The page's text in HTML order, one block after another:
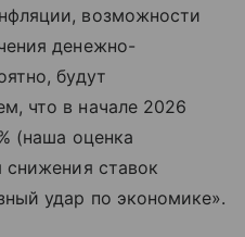
возможности
денежно-
будут
что в начале 2026
(наша оценка
снижения ставок
удар по экономике».